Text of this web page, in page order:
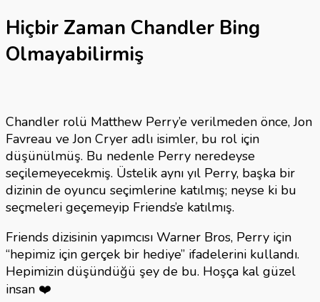
Hiçbir Zaman Chandler Bing
Olmayabilirmiş
Chandler rolü Matthew Perry’e verilmeden önce, Jon
Favreau ve Jon Cryer adlı isimler, bu rol için
düşünülmüş. Bu nedenle Perry neredeyse
seçilemeyecekmiş. Üstelik aynı yıl Perry, başka bir
dizinin de oyuncu seçimlerine katılmış; neyse ki bu
seçmeleri geçemeyip Friends’e katılmış.
Friends dizisinin yapımcısı Warner Bros, Perry için
“hepimiz için gerçek bir hediye” ifadelerini kullandı.
Hepimizin düşündüğü şey de bu. Hoşça kal güzel
insan ❤️